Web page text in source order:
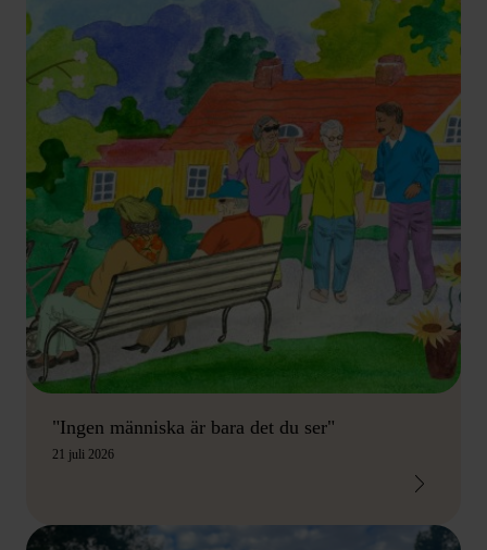
"Ingen människa är bara det du ser"
21 juli 2026